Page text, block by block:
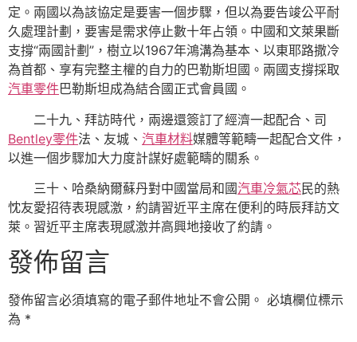
定。兩國以為該協定是要害一個步驟，但以為要告竣公平耐
久處理計劃，要害是需求停止數十年占領。中國和文萊果斷
支撐“兩國計劃”，樹立以1967年鴻溝為基本、以東耶路撒冷
為首都、享有完整主權的自力的巴勒斯坦國。兩國支撐採取
汽車零件巴勒斯坦成為結合國正式會員國。
二十九、拜訪時代，兩邊還簽訂了經濟一起配合、司
Bentley零件法、友城、 汽車材料媒體等範疇一起配合文件，
以進一個步驟加大力度計謀好處範疇的關系。
三十、哈桑納爾蘇丹對中國當局和國汽車冷氣芯民的熱
忱友愛招待表現感激，約請習近平主席在便利的時辰拜訪文
萊。習近平主席表現感激并高興地接收了約請。
發佈留言
發佈留言必須填寫的電子郵件地址不會公開。 必填欄位標示
為 *